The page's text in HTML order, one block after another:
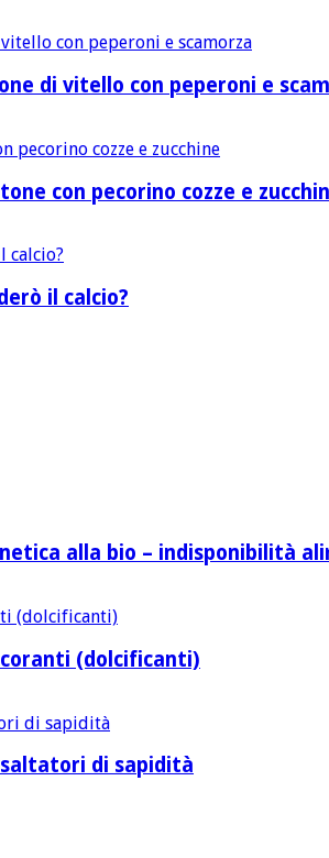
di vitello con peperoni e
con pecorino cozze e
il calcio?
alla bio – indisponibilità
(dolcificanti)
di sapidità